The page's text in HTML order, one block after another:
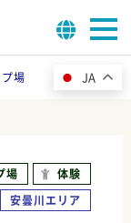
場
場
体験
安曇川エリア
JA